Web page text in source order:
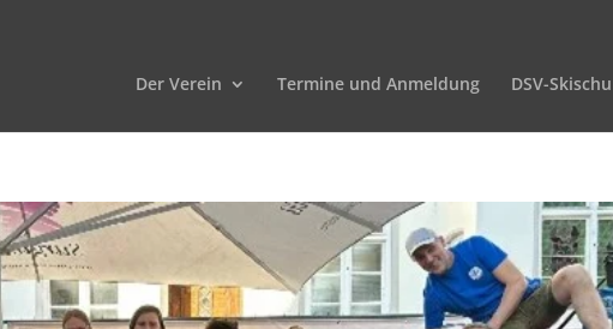
Der Verein Termine und Anmeldung DSV-